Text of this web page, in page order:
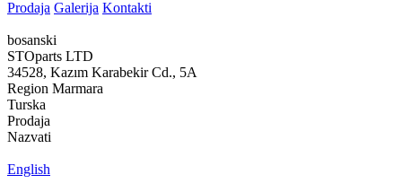
Prodaja Galerija Kontakti
bosanski
STOparts LTD
34528, Kazım Karabekir Cd., 5A
Region Marmara
Turska
Prodaja
Nazvati
English